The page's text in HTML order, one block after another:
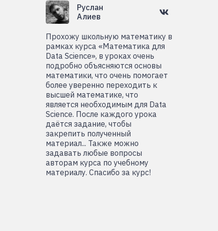
Руслан
Алиев
Прохожу школьную математику в
рамках курса «Математика для
Data Science», в уроках очень
подробно объясняются основы
математики, что очень помогает
более уверенно переходить к
высшей математике, что
является необходимым для Data
Science. После каждого урока
даётся задание, чтобы
закрепить полученный
материал... Также можно
задавать любые вопросы
авторам курса по учебному
материалу. Спасибо за курс!